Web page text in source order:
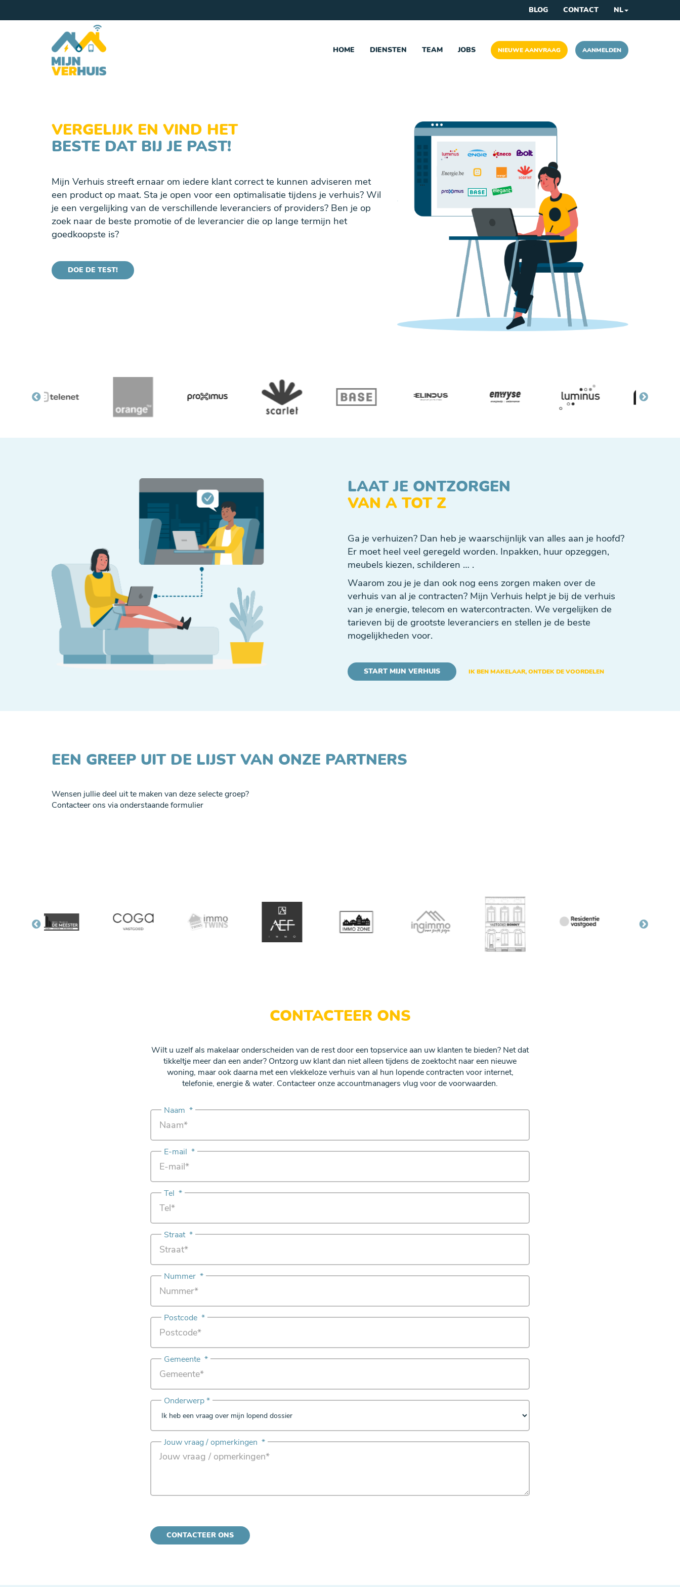
BLOG CONTACT NL
HOME DIENSTEN TEAM JOBS NIEUWE AANVRAAG AANMELDEN
VERGELIJK EN VIND HET
BESTE DAT BIJ JE PAST!
Mijn Verhuis streeft ernaar om iedere klant correct te kunnen adviseren met
een product op maat. Sta je open voor een optimalisatie tijdens je verhuis? Wil
je een vergelijking van de verschillende leveranciers of providers? Ben je op
zoek naar de beste promotie of de leverancier die op lange termijn het
goedkoopste is?
DOE DE TEST!
LAAT JE ONTZORGEN
VAN A TOT Z
Ga je verhuizen? Dan heb je waarschijnlijk van alles aan je hoofd?
Er moet heel veel geregeld worden. Inpakken, huur opzeggen,
meubels kiezen, schilderen … .
Waarom zou je je dan ook nog eens zorgen maken over de
verhuis van al je contracten? Mijn Verhuis helpt je bij de verhuis
van je energie, telecom en watercontracten. We vergelijken de
tarieven bij de grootste leveranciers en stellen je de beste
mogelijkheden voor.
START MIJN VERHUIS IK BEN MAKELAAR, ONTDEK DE VOORDELEN
EEN GREEP UIT DE LIJST VAN ONZE PARTNERS
Wensen jullie deel uit te maken van deze selecte groep?
Contacteer ons via onderstaande formulier
CONTACTEER ONS
Wilt u uzelf als makelaar onderscheiden van de rest door een topservice aan uw klanten te bieden? Net dat
tikkeltje meer dan een ander? Ontzorg uw klant dan niet alleen tijdens de zoektocht naar een nieuwe
woning, maar ook daarna met een vlekkeloze verhuis van al hun lopende contracten voor internet,
telefonie, energie & water. Contacteer onze accountmanagers vlug voor de voorwaarden.
Naam *
E-mail *
Tel *
Straat *
Nummer *
Postcode *
Gemeente *
Onderwerp *
Jouw vraag / opmerkingen *
CONTACTEER ONS